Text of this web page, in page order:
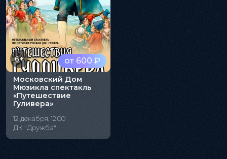
от 600 ₽
6+
Московский Дом
Мюзикла спектакль
«Путешествие
Гуливера»
12 декабря, 12:00
ДК "Дружба"